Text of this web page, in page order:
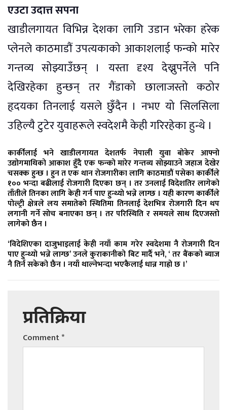
एउटा उदात्त सपना
खाडीलगायत विभिन्न देशका लागि उडान भरेका हरेक
प्लेनले काठमाडौं उपत्यकाको आकाशलाई फन्को मारेर
गन्तव्य सोझ्याउँछन् । यस्ता दृश्य देख्नुपर्नेले पनि
देखिरहेका हुन्छन् तर गैंडाको छालाजस्तो कठोर
हृदयका तिनलाई यसले छुँदैन । नभए यो सिलसिला
उहिल्यै टुटेर युवाहरूले स्वदेशमै केही गरिरहेका हुन्थे ।
कार्कीलाई भने खाडीलगायत देशतर्फ नेपाली युवा बोकेर आफ्नो
उद्योगमाथिको आकाश हुँदै एक फन्को मारेर गन्तव्य सोझ्याउने जहाज देखेर
चसक्क हुन्छ । हुन त एक थान रोजगारीका लागि काठमाडौं पसेका कार्कीले
१०० भन्दा बढीलाई रोजगारी दिएका छन् । तर उनलाई विदेशतिर लागेको
ताँतीले तिनका लागि केही गर्न पाए हुन्थ्यो भन्ने लाग्छ । यही कारण कार्कीले
पोल्ट्री क्षेत्रले लय समातेको स्थितिमा तिनलाई देशभित्र रोजगारी दिन थप
लगानी गर्ने सोच बनाएका छन् । तर परिस्थिति र समयले साथ दिएजस्तो
लागेको छैन ।
‘विदेशिएका दाजुभाइलाई केही नयाँ काम गरेर स्वदेशमा नै रोजगारी दिन
पाए हुन्थ्यो भन्ने लाग्छ’ उनले कुराकानीको बिट मार्दै भने, ‘ तर बैंकको ब्याज
नै तिर्न सकेको छैन । नयाँ थाल्नेभन्दा भएकैलाई धान्न गाह्रो छ ।’
प्रतिक्रिया
Comment*